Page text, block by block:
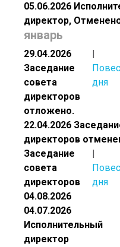
05.06.2026
директор,
январь
29.04.2026
Заседание
совета
директоров
отложено.
дня
22.04.2026
директоров
Заседание
совета
директоров
04.08.2026
дня
04.07.2026
Исполнительный
директор